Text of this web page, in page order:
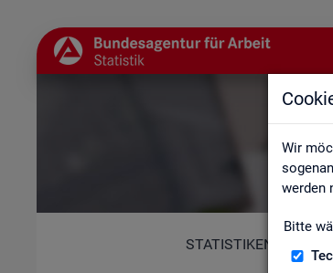
Wir
werden
Bitte
STATISTIKEN